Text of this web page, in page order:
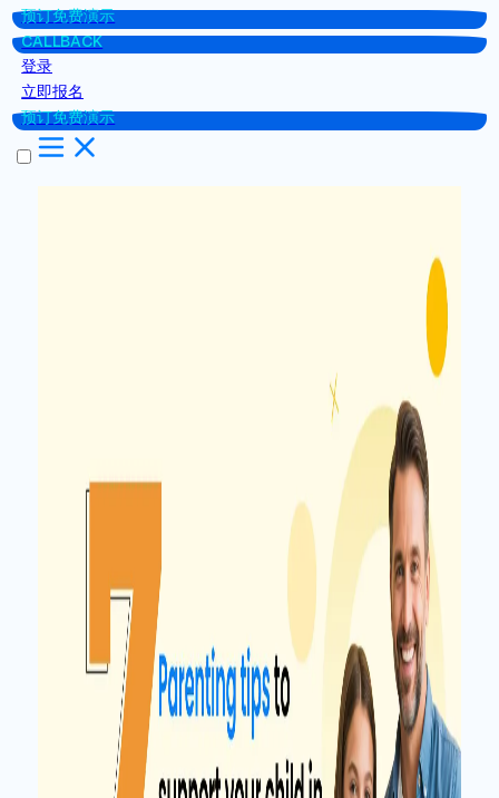
预订免费演示
CALLBACK
登录
立即报名
预订免费演示